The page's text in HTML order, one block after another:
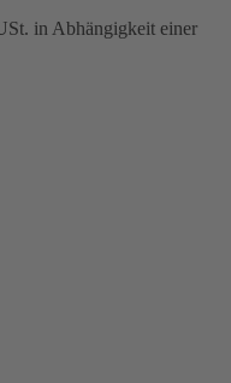
in Abhängigkeit einer